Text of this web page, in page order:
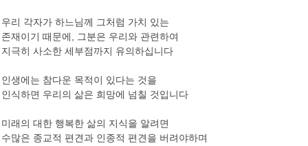
우리 각자가 하느님께 그처럼 가치 있는
존재이기 때문에, 그분은 우리와 관련하여
지극히 사소한 세부점까지 유의하십니다
인생에는 참다운 목적이 있다는 것을
인식하면 우리의 삶은 희망에 넘칠 것입니다
미래의 대한 행복한 삶의 지식을 알려면
수많은 종교적 편견과 인종적 편견을 버려야하며